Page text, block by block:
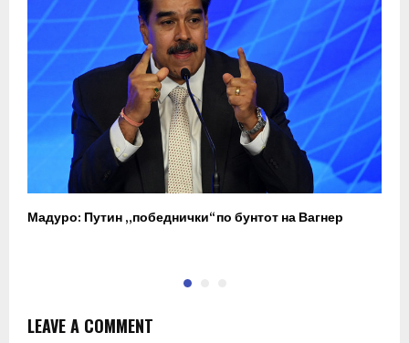
Мадуро: Путин „победнички“ по бунтот на Вагнер
LEAVE A COMMENT